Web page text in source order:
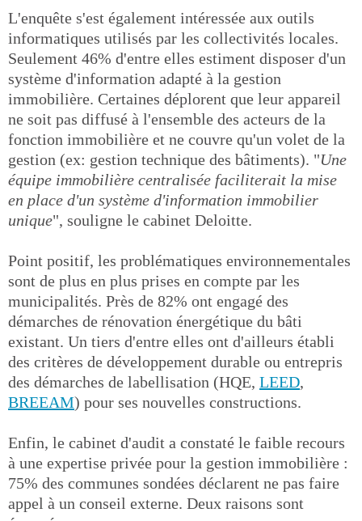
L'enquête s'est également intéressée aux outils
informatiques utilisés par les collectivités locales.
Seulement 46% d'entre elles estiment disposer d'un
système d'information adapté à la gestion
immobilière. Certaines déplorent que leur appareil
ne soit pas diffusé à l'ensemble des acteurs de la
fonction immobilière et ne couvre qu'un volet de la
gestion (ex: gestion technique des bâtiments). "Une
équipe immobilière centralisée faciliterait la mise
en place d'un système d'information immobilier
unique", souligne le cabinet Deloitte.
Point positif, les problématiques environnementales
sont de plus en plus prises en compte par les
municipalités. Près de 82% ont engagé des
démarches de rénovation énergétique du bâti
existant. Un tiers d'entre elles ont d'ailleurs établi
des critères de développement durable ou entrepris
des démarches de labellisation (HQE, LEED,
BREEAM) pour ses nouvelles constructions.
Enfin, le cabinet d'audit a constaté le faible recours
à une expertise privée pour la gestion immobilière :
75% des communes sondées déclarent ne pas faire
appel à un conseil externe. Deux raisons sont